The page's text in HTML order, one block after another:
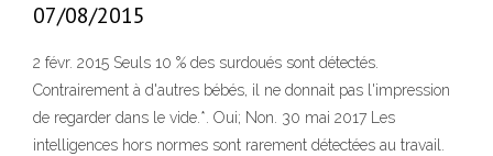
07/08/2015
2 févr. 2015 Seuls 10 % des surdoués sont détectés.
Contrairement à d'autres bébés, il ne donnait pas l'impression
de regarder dans le vide.*. Oui; Non. 30 mai 2017 Les
intelligences hors normes sont rarement détectées au travail.